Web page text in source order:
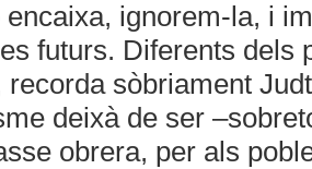
encaixa, ignorem-la, i
futurs. Diferents dels
recorda sòbriament
deixà de ser
obrera, per als